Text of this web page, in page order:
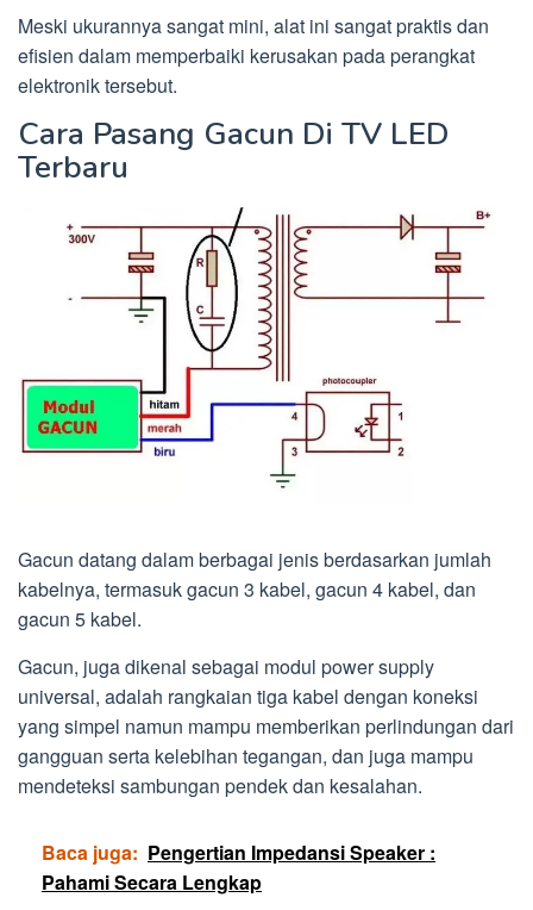
Meski ukurannya sangat mini, alat ini sangat praktis dan
efisien dalam memperbaiki kerusakan pada perangkat
elektronik tersebut.
Cara Pasang Gacun Di TV LED
Terbaru
Gacun datang dalam berbagai jenis berdasarkan jumlah
kabelnya, termasuk gacun 3 kabel, gacun 4 kabel, dan
gacun 5 kabel.
Gacun, juga dikenal sebagai modul power supply
universal, adalah rangkaian tiga kabel dengan koneksi
yang simpel namun mampu memberikan perlindungan dari
gangguan serta kelebihan tegangan, dan juga mampu
mendeteksi sambungan pendek dan kesalahan.
Baca juga: Pengertian Impedansi Speaker :
Pahami Secara Lengkap